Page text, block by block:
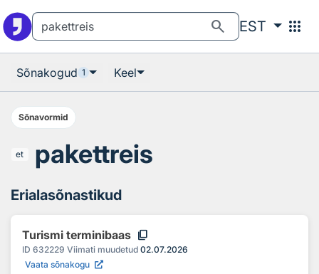
search EST apps
Sõnakogud 1 Keel
Sõnavormid
et pakettreis
Erialasõnastikud
Turismi terminibaas content_copy
ID 632229 Viimati muudetud 02.07.2026
Vaata sõnakogu